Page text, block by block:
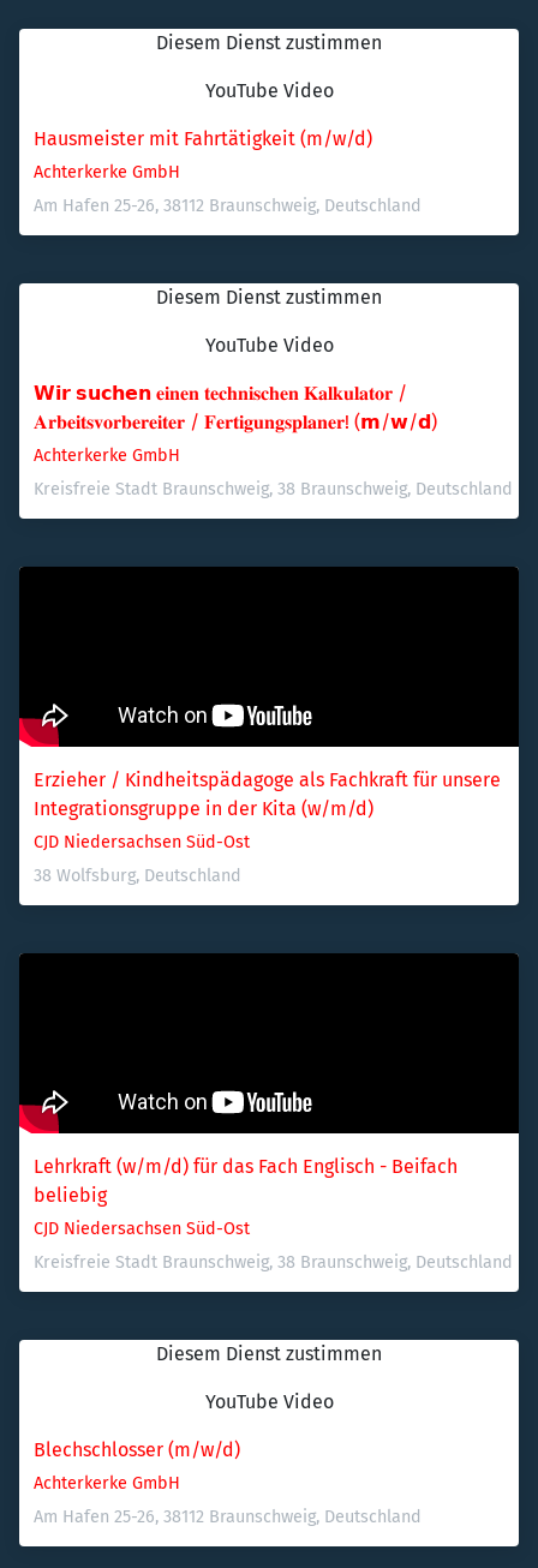
Diesem Dienst zustimmen
YouTube Video
Hausmeister mit Fahrtätigkeit (m/w/d)
Achterkerke GmbH
Am Hafen 25-26, 38112 Braunschweig, Deutschland
Diesem Dienst zustimmen
YouTube Video
𝗪𝗶𝗿 𝘀𝘂𝗰𝗵𝗲𝗻 𝐞𝐢𝐧𝐞𝐧 𝐭𝐞𝐜𝐡𝐧𝐢𝐬𝐜𝐡𝐞𝐧 𝐊𝐚𝐥𝐤𝐮𝐥𝐚𝐭𝐨𝐫 /
𝐀𝐫𝐛𝐞𝐢𝐭𝐬𝐯𝐨𝐫𝐛𝐞𝐫𝐞𝐢𝐭𝐞𝐫 / 𝐅𝐞𝐫𝐭𝐢𝐠𝐮𝐧𝐠𝐬𝐩𝐥𝐚𝐧𝐞𝐫! (𝗺/𝘄/𝗱)
Achterkerke GmbH
Kreisfreie Stadt Braunschweig, 38 Braunschweig, Deutschland
Erzieher / Kindheitspädagoge als Fachkraft für unsere
Integrationsgruppe in der Kita (w/m/d)
CJD Niedersachsen Süd-Ost
38 Wolfsburg, Deutschland
Lehrkraft (w/m/d) für das Fach Englisch - Beifach
beliebig
CJD Niedersachsen Süd-Ost
Kreisfreie Stadt Braunschweig, 38 Braunschweig, Deutschland
Diesem Dienst zustimmen
YouTube Video
Blechschlosser (m/w/d)
Achterkerke GmbH
Am Hafen 25-26, 38112 Braunschweig, Deutschland